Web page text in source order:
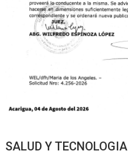
SALUD Y TECNOLOGIA